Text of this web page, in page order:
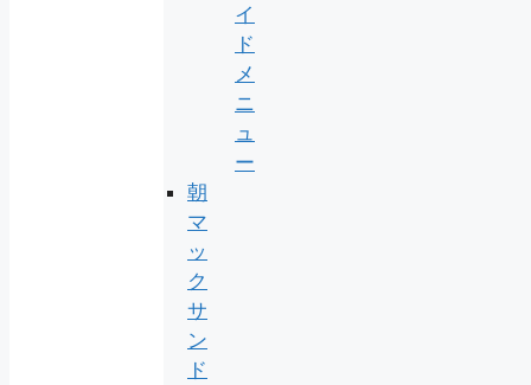
イ
ド
メ
ニ
ュ
ー
朝
マ
ッ
ク
サ
ン
ド